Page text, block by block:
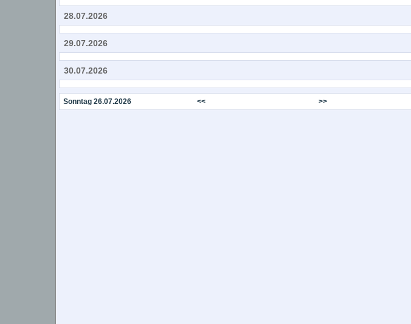
28.07.2026
29.07.2026
30.07.2026
Sonntag 26.07.2026 << >>